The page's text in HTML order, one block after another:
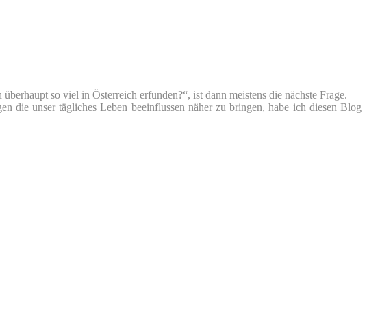
so viel in Österreich erfunden?“, ist dann meistens die nächste Frage.
die unser tägliches Leben beeinflussen näher zu bringen, habe ich diesen Blog